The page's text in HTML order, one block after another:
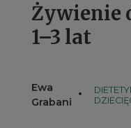
Żywienie
1–3 lat
Ewa
Grabani